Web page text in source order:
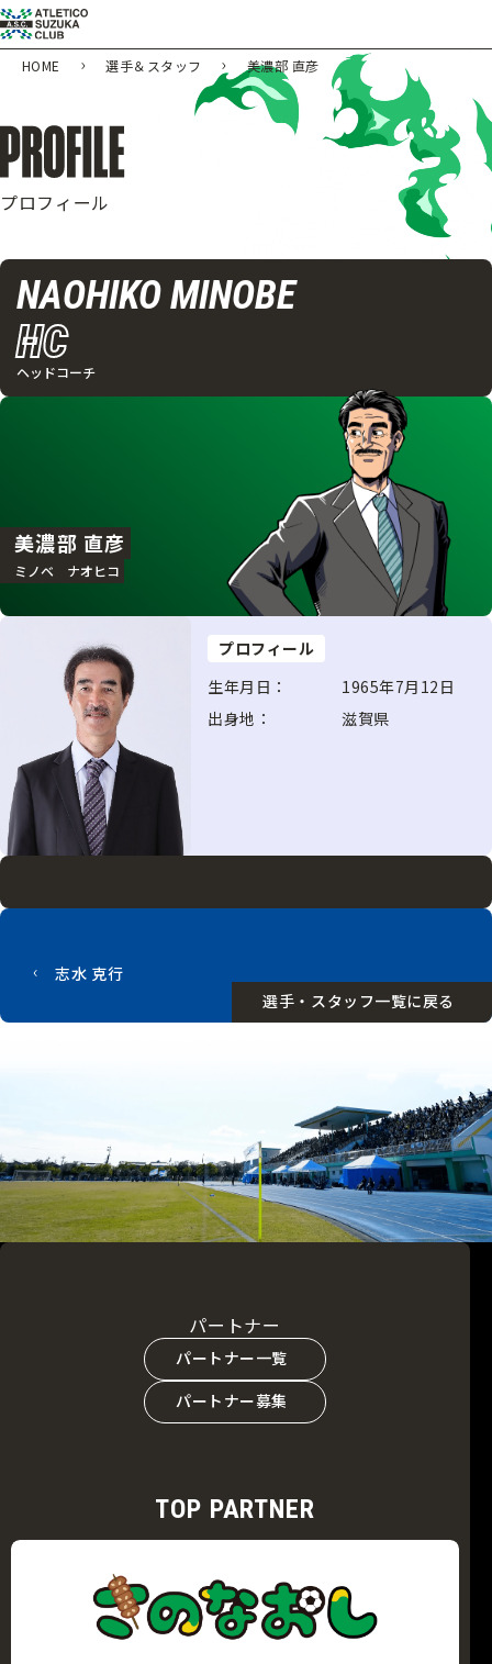
HOME 選手＆スタッフ 美濃部 直彦
プロフィール
NAOHIKO MINOBE
HC
ヘッドコーチ
美濃部 直彦
ミノベ ナオヒコ
プロフィール
生年月日：
1965年7月12日
出身地：
滋賀県
志水 克行
選手・スタッフ一覧に戻る
パートナー
パートナー一覧
パートナー募集
TOP PARTNER